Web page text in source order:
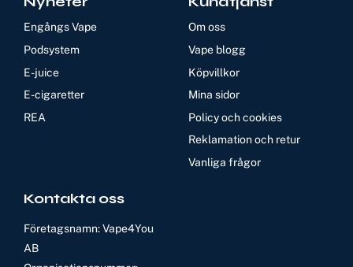
Engångs Vape
Podsystem
E-juice
E-cigaretter
REA
Om oss
Vape blogg
Köpvillkor
Mina sidor
Policy och cookies
Reklamation och retur
Vanliga frågor
Kontakta oss
Företagsnamn: Vape4You
AB